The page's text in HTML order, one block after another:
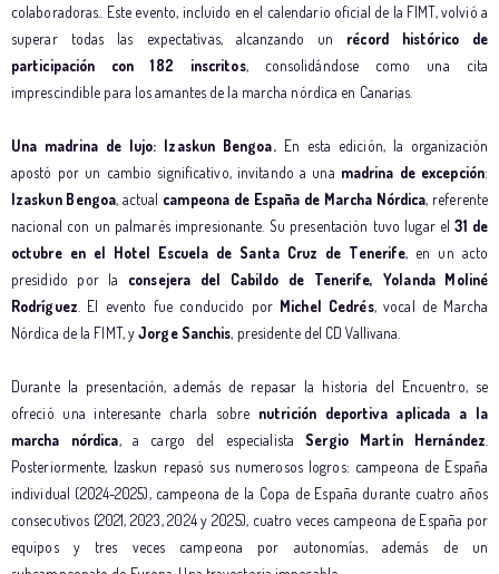
colaboradoras.. Este evento, incluido en el calendario oficial de la FIMT, volvió a
superar todas las expectativas, alcanzando un récord histórico de
participación con 182 inscritos, consolidándose como una cita
imprescindible para los amantes de la marcha nórdica en Canarias.
Una madrina de lujo: Izaskun Bengoa. En esta edición, la organización
apostó por un cambio significativo, invitando a una madrina de excepción:
Izaskun Bengoa, actual campeona de España de Marcha Nórdica, referente
nacional con un palmarés impresionante. Su presentación tuvo lugar el31 de
octubre en el Hotel Escuela de Santa Cruz de Tenerife, en un acto
presidido por la consejera del Cabildo de Tenerife, Yolanda Moliné
Rodríguez . El evento fue conducido por Michel Cedrés, vocal de Marcha
Nórdica de la FIMT, yJorge Sanchis, presidente del CD Vallivana.
Durante la presentación, además de repasar la historia del Encuentro, se
ofreció una interesante charla sobre nutrición deportiva aplicada a la
marcha nórdica, a cargo del especialista Sergio Martín Hernández
Posteriormente, Izaskun repasó sus numerosos logros: campeona de España
individual (2024-2025), campeona de la Copa de España durante cuatro años
consecutivos (2021, 2023, 2024 y 2025), cuatro veces campeona de España por
equipos y tres veces campeona por autonomías, además de un